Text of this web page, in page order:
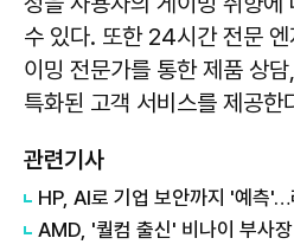
수 있다. 또한 24시간 전문 엔
이밍 전문가를 통한 제품 상
특화된 고객 서비스를 제공한
관련기사
HP, AI로 기업 보안까지 '예측